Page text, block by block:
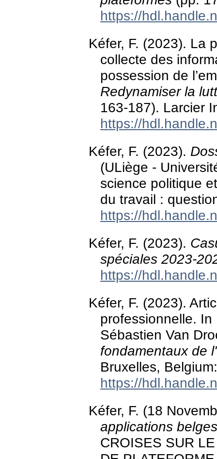
https://
Kéfer, F. (2023). La
collecte des
possession de
Redynamiser la
163-187). Larcier
https://
Kéfer, F. (2023).
(ULiège -
science politique
du travail :
https://
Kéfer, F. (2023).
spéciales 2023-
https://
Kéfer, F. (2023).
professionnelle.
Sébastien Van
fondamentaux de
Bruxelles,
https://
Kéfer, F. (18
applications belges
CROISES SUR